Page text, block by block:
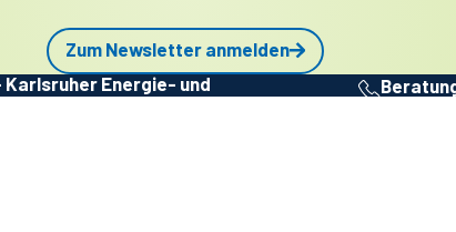
Zum Newsletter anmelden
Karlsruher Energie- und
gGmbH